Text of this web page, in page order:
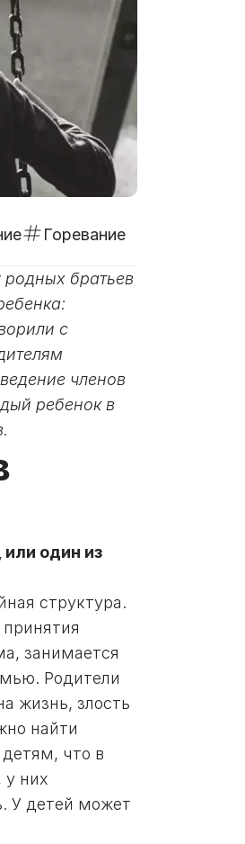
Горевание
родных братьев
с
членов
ребенок в
один из
структура.
занимается
Родители
жизнь, злость
найти
что в
у них
У детей может